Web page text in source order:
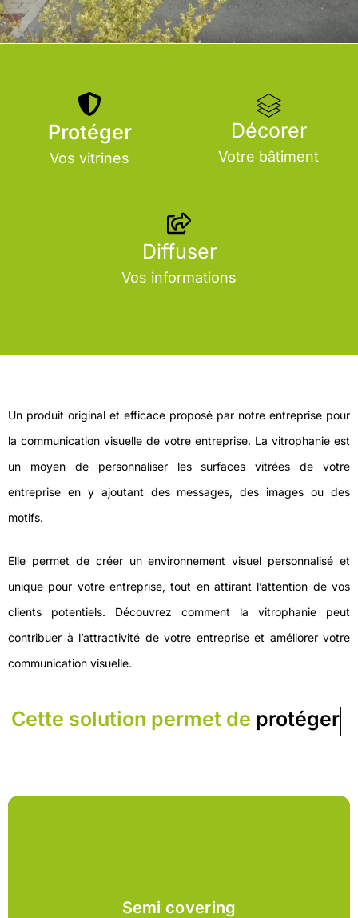
Une surface vitrée pour un message
Protéger
Vos vitrines
Décorer
Votre bâtiment
Diffuser
Vos informations
Un produit original et efficace proposé par notre entreprise pour
la communication visuelle de votre entreprise. La vitrophanie est
un moyen de personnaliser les surfaces vitrées de votre
entreprise en y ajoutant des messages, des images ou des
motifs.
Elle permet de créer un environnement visuel personnalisé et
unique pour votre entreprise, tout en attirant l’attention de vos
clients potentiels. Découvrez comment la vitrophanie peut
contribuer à l’attractivité de votre entreprise et améliorer votre
communication visuelle.
Cette solution permet de protéger
Semi covering